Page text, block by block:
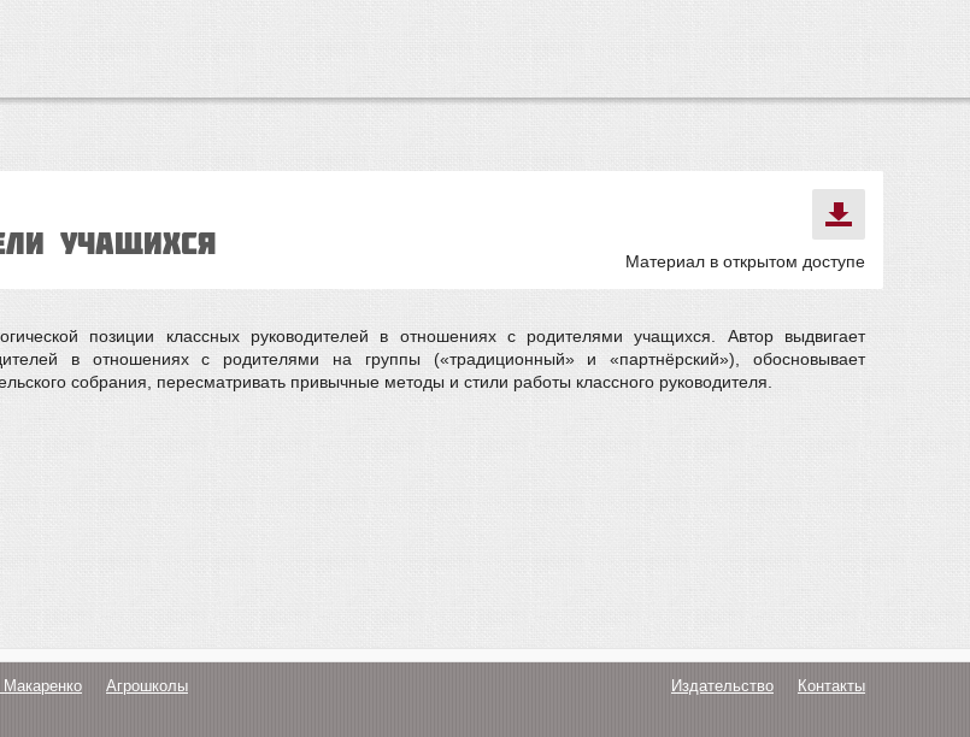
учащихся
Материал в открытом доступе
позиции классных руководителей в отношениях с родителями учащихся. Автор выдвигает
в отношениях с родителями на группы («традиционный» и «партнёрский»), обосновывает
собрания, пересматривать привычные методы и стили работы классного руководителя.
Агрошколы Издательство Контакты